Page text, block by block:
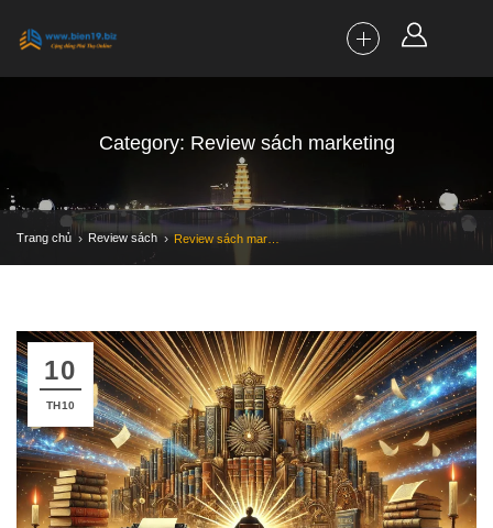
Category: Review sách marketing
Trang chủ Review sách
10
TH10